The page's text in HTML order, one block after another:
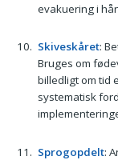
evakuering i
Skiveskåret:
Bruges om
billedligt om tid
systematisk
Sprogopdelt: